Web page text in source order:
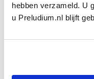
hebben verzameld. U
u Preludium.nl blijft
ILLUSTRATIE:
In het geval van klank-
consequent zijn in hun
onderzoekers of een
iemand nog even moet